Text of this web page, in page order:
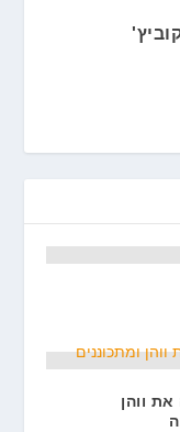
ווהן